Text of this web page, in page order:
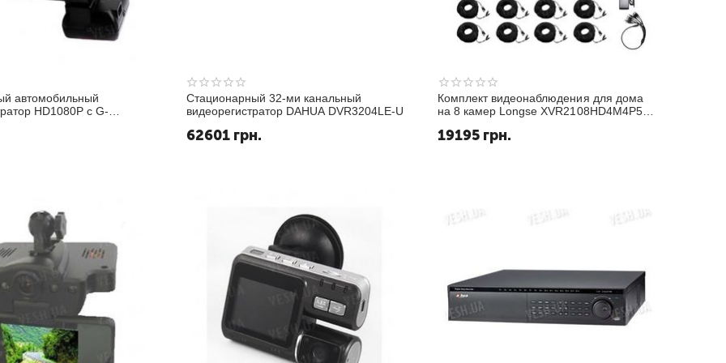
автомобильный
HD1080P c G-
обзора 120 градусов,
карты памяти до 32 Gb
Cтационарный 32-ми канальный
видеорегистратор DAHUA DVR3204LE-U
62601 грн.
Комплект видеонаблюдения для дома
на 8 камер Longse XVR2108HD4M4P500
19195 грн.